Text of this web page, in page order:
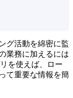
グ活動を綿密に監
業務に加えるには
を使えば、ロー
て重要な情報を簡